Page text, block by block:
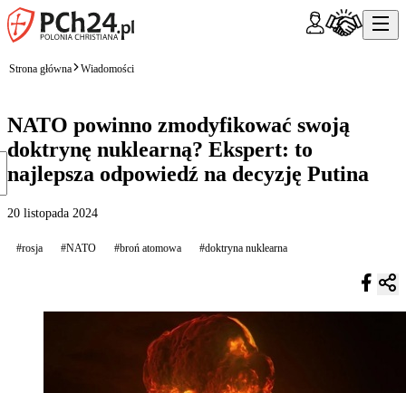
Strona główna Wiadomości
NATO powinno zmodyfikować swoją
doktrynę nuklearną? Ekspert: to
najlepsza odpowiedź na decyzję Putina
20 listopada 2024
#rosja #NATO #broń atomowa #doktryna nuklearna